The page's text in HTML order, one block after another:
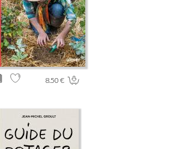
8.50 €